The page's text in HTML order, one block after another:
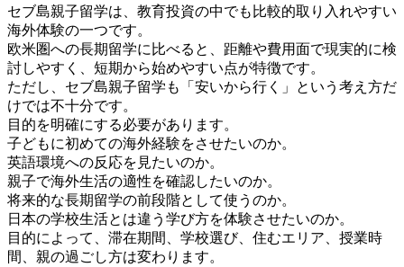
セブ島親子留学は、教育投資の中でも比較的取り入れやすい
海外体験の一つです。
欧米圏への長期留学に比べると、距離や費用面で現実的に検
討しやすく、短期から始めやすい点が特徴です。
ただし、セブ島親子留学も「安いから行く」という考え方だ
けでは不十分です。
目的を明確にする必要があります。
子どもに初めての海外経験をさせたいのか。
英語環境への反応を見たいのか。
親子で海外生活の適性を確認したいのか。
将来的な長期留学の前段階として使うのか。
日本の学校生活とは違う学び方を体験させたいのか。
目的によって、滞在期間、学校選び、住むエリア、授業時
間、親の過ごし方は変わります。